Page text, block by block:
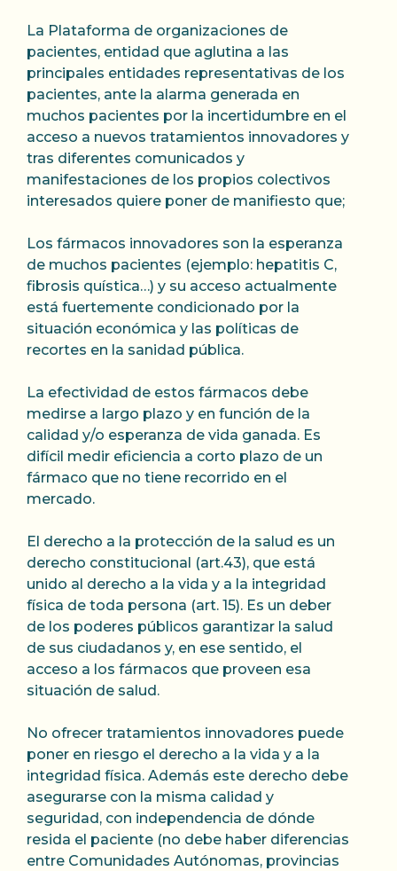
La Plataforma de organizaciones de
pacientes, entidad que aglutina a las
principales entidades representativas de los
pacientes, ante la alarma generada en
muchos pacientes por la incertidumbre en el
acceso a nuevos tratamientos innovadores y
tras diferentes comunicados y
manifestaciones de los propios colectivos
interesados quiere poner de manifiesto que;
Los fármacos innovadores son la esperanza
de muchos pacientes (ejemplo: hepatitis C,
fibrosis quística…) y su acceso actualmente
está fuertemente condicionado por la
situación económica y las políticas de
recortes en la sanidad pública.
La efectividad de estos fármacos debe
medirse a largo plazo y en función de la
calidad y/o esperanza de vida ganada. Es
difícil medir eficiencia a corto plazo de un
fármaco que no tiene recorrido en el
mercado.
El derecho a la protección de la salud es un
derecho constitucional (art.43), que está
unido al derecho a la vida y a la integridad
física de toda persona (art. 15). Es un deber
de los poderes públicos garantizar la salud
de sus ciudadanos y, en ese sentido, el
acceso a los fármacos que proveen esa
situación de salud.
No ofrecer tratamientos innovadores puede
poner en riesgo el derecho a la vida y a la
integridad física. Además este derecho debe
asegurarse con la misma calidad y
seguridad, con independencia de dónde
resida el paciente (no debe haber diferencias
entre Comunidades Autónomas, provincias